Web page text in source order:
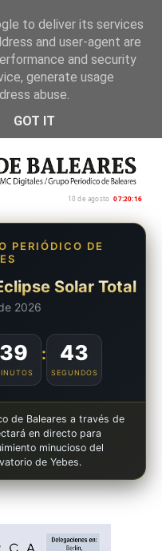
10 de agosto 07:20:17
PERIÓDICO DE
Solar Total
2026
39 : 42
SEGUNDOS
de Baleares a través de
en directo para
minucioso del
de Yebes.
to deliver its services
and user-agent are
and security
generate usage
abuse.
GOT IT